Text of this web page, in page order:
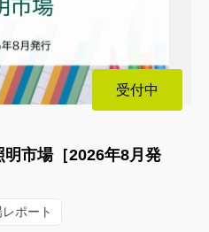
受付中
明市場［2026年8月発
ポート